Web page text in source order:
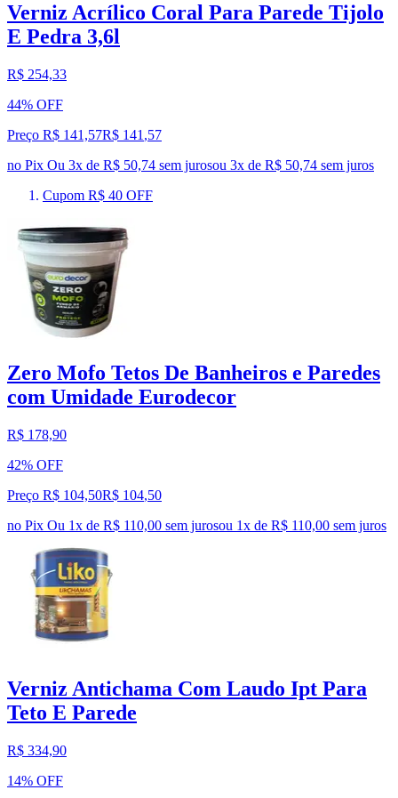
Verniz Acrílico Coral Para Parede Tijolo
E Pedra 3,6l
R$ 254,33
44% OFF
Preço R$ 141,57R$ 141 ,57
no Pix Ou 3x de R$ 50,74 sem jurosou 3x de R$ 50,74 sem juros
Cupom R$ 40 OFF
Zero Mofo Tetos De Banheiros e Paredes
com Umidade Eurodecor
R$ 178,90
42% OFF
Preço R$ 104,50R$ 104,50
no Pix Ou 1x de R$ 110,00 sem jurosou 1x de R$ 110,00 sem juros
Verniz Antichama Com Laudo Ipt Para
Teto E Parede
R$ 334,90
14% OFF